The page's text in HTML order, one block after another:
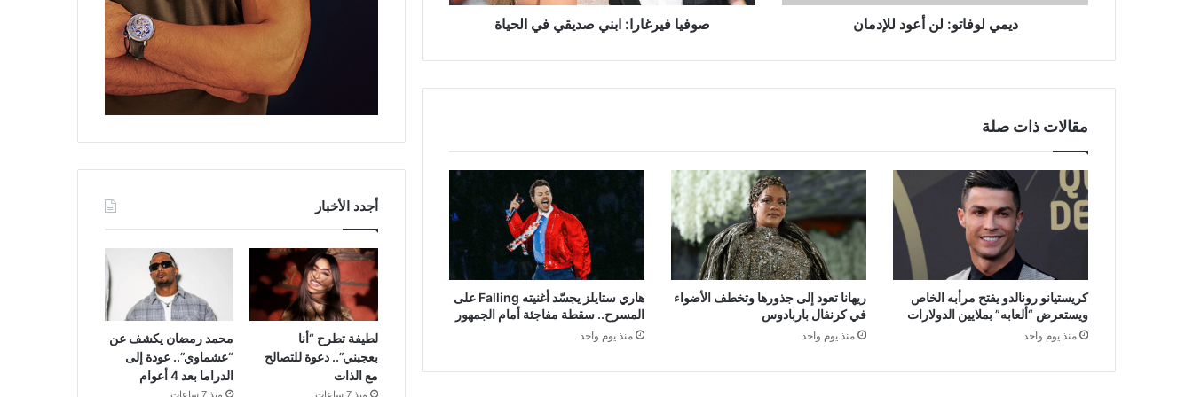
ديمي لوفاتو: لن أعود للإدمان صوفيا فيرغارا: ابني صديقي في الحياة
مقالات ذات صلة
كريستيانو رونالدو يفتح مرأبه الخاص
ويستعرض “ألعابه” بملايين الدولارات
منذ يوم واحد
ريهانا تعود إلى جذورها وتخطف الأضواء
في كرنفال باربادوس
منذ يوم واحد
هاري ستايلز يجسّد أغنيته Falling على
المسرح.. سقطة مفاجئة أمام الجمهور
منذ يوم واحد
أجدد الأخبار
لطيفة تطرح “أنا
بعجبني”.. دعوة للتصالح
مع الذات
منذ 7 ساعات
محمد رمضان يكشف عن
“عشماوي”.. عودة إلى
الدراما بعد 4 أعوام
منذ 7 ساعات